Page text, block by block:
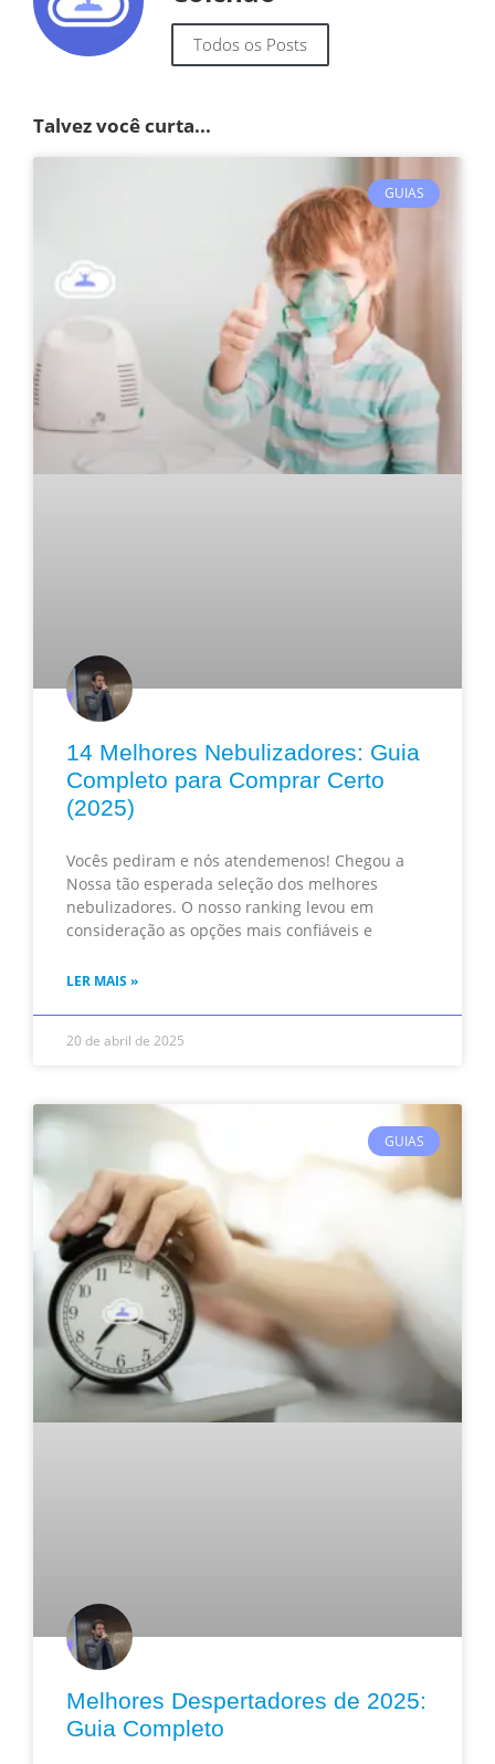
Todos os Posts
Talvez você curta...
GUIAS
14 Melhores Nebulizadores: Guia
Completo para Comprar Certo
(2025)
Vocês pediram e nós atendemenos! Chegou a
Nossa tão esperada seleção dos melhores
nebulizadores. O nosso ranking levou em
consideração as opções mais confiáveis e
LER MAIS »
20 de abril de 2025
GUIAS
Melhores Despertadores de 2025:
Guia Completo